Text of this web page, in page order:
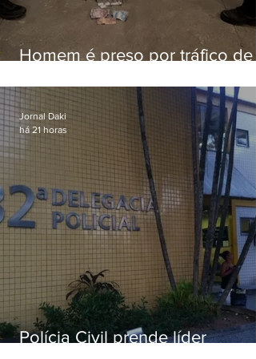
Homem é preso por tráfico de
Polícia Civil prende líder
Jornal Daki
há 21 horas